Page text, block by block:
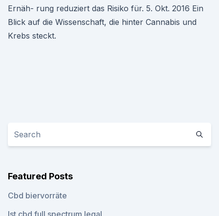
Ernäh- rung reduziert das Risiko für. 5. Okt. 2016 Ein
Blick auf die Wissenschaft, die hinter Cannabis und
Krebs steckt.
Featured Posts
Cbd biervorräte
Ist cbd full spectrum legal